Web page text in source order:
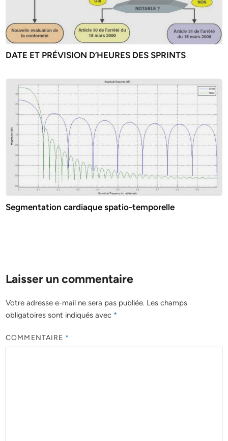
DATE ET PRÉVISION D’HEURES DES SPRINTS
Segmentation cardiaque spatio-temporelle
Laisser un commentaire
Votre adresse e-mail ne sera pas publiée. Les champs
obligatoires sont indiqués avec *
COMMENTAIRE *